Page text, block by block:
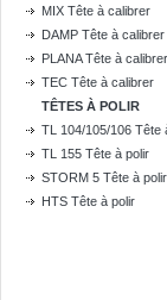
MIX Tête à calibrer
DAMP Tête à calibrer
PLANA Tête à calibrer
TEC Tête à calibrer
TÊTES À POLIR
TL 104/105/106 Tête
TL 155 Tête à polir
STORM 5 Tête à polir
HTS Tête à polir